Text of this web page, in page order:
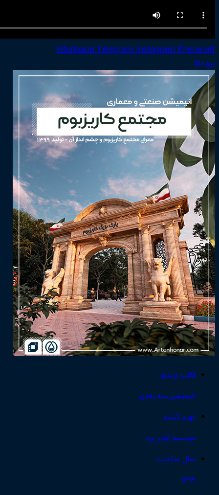
WhatsappTelegramInstagramPhone-alt
برو بالا
قالب ویدئو:
انیمیشن سه بعدی
تهیه کننده:
موسسه کوثر یزد
سال ساخت:
۱۳۹۹